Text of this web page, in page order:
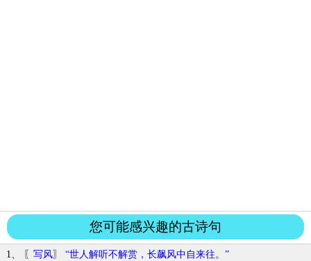
您可能感兴趣的古诗句
1、 〖 写风〗 “世人解听不解赏，长飙风中自来往。”